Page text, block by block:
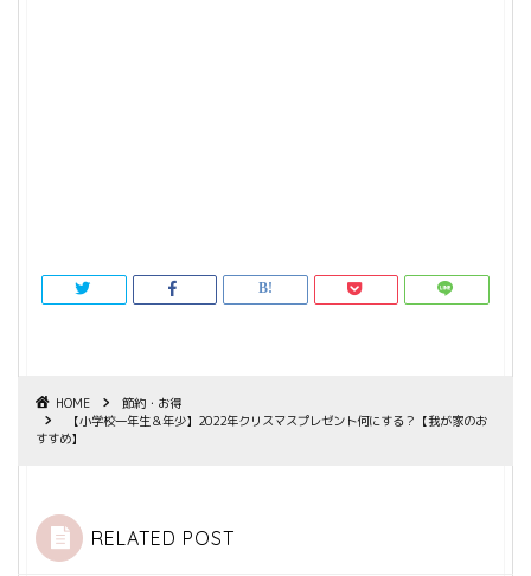
HOME
節約・お得
【小学校一年生＆年少】2022年クリスマスプレゼント何にする？【我が家のお
すすめ】
RELATED POST